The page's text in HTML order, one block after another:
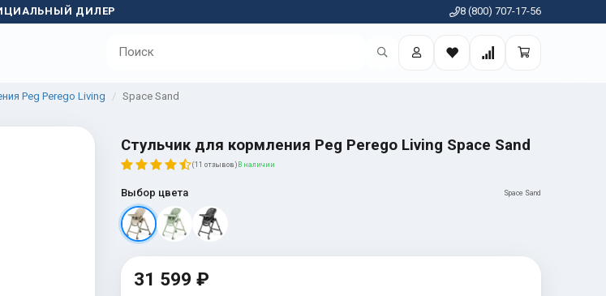
ДИЛЕР 8 (800) 707-17-56
Peg Perego Living Space Sand
Стульчик для кормления Peg Perego Living Space Sand
(11 отзывов) В наличии
Выбор цвета Space Sand
31 599 ₽